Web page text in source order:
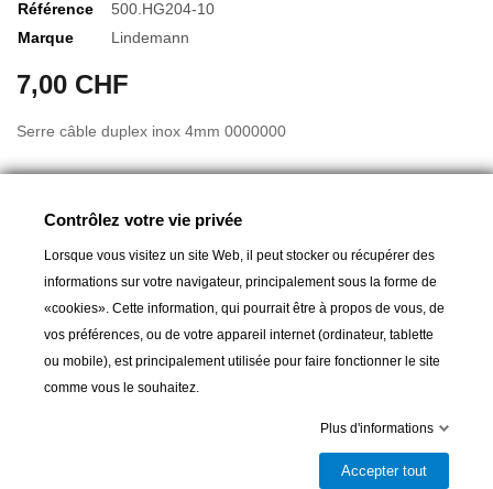
Référence
500.HG204-10
Marque
Lindemann
7,00 CHF
Serre câble duplex inox 4mm 0000000
A partir de :6,00 CHF
Ajouter au panier
Livrable et disponible en magasin
Contrôlez votre vie privée
Lorsque vous visitez un site Web, il peut stocker ou récupérer des
informations sur votre navigateur, principalement sous la forme de
«cookies». Cette information, qui pourrait être à propos de vous, de
vos préférences, ou de votre appareil internet (ordinateur, tablette
ou mobile), est principalement utilisée pour faire fonctionner le site
comme vous le souhaitez.
Plus d'informations
Accepter tout